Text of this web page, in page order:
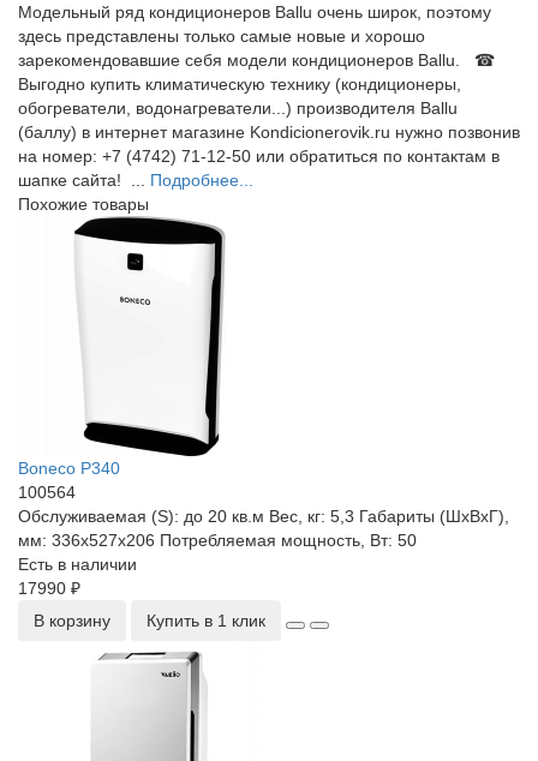
Модельный ряд кондиционеров Ballu очень широк, поэтому
здесь представлены только самые новые и хорошо
зарекомендовавшие себя модели кондиционеров Ballu. ☎
Выгодно купить климатическую технику (кондиционеры,
обогреватели, водонагреватели...) производителя Ballu
(баллу) в интернет магазине Kondicionerovik.ru нужно позвонив
на номер: +7 (4742) 71-12-50 или обратиться по контактам в
шапке сайта! ... Подробнее...
Похожие товары
Boneco P340
100564
Обслуживаемая (S): до 20 кв.м Вес, кг: 5,3 Габариты (ШхВхГ),
мм: 336x527x206 Потребляемая мощность, Вт: 50
Есть в наличии
17990 ₽
В корзину
Купить в 1 клик